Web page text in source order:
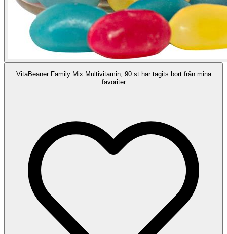
VitaBeaner Family Mix Multivitamin, 90 st har tagits bort från mina
favoriter